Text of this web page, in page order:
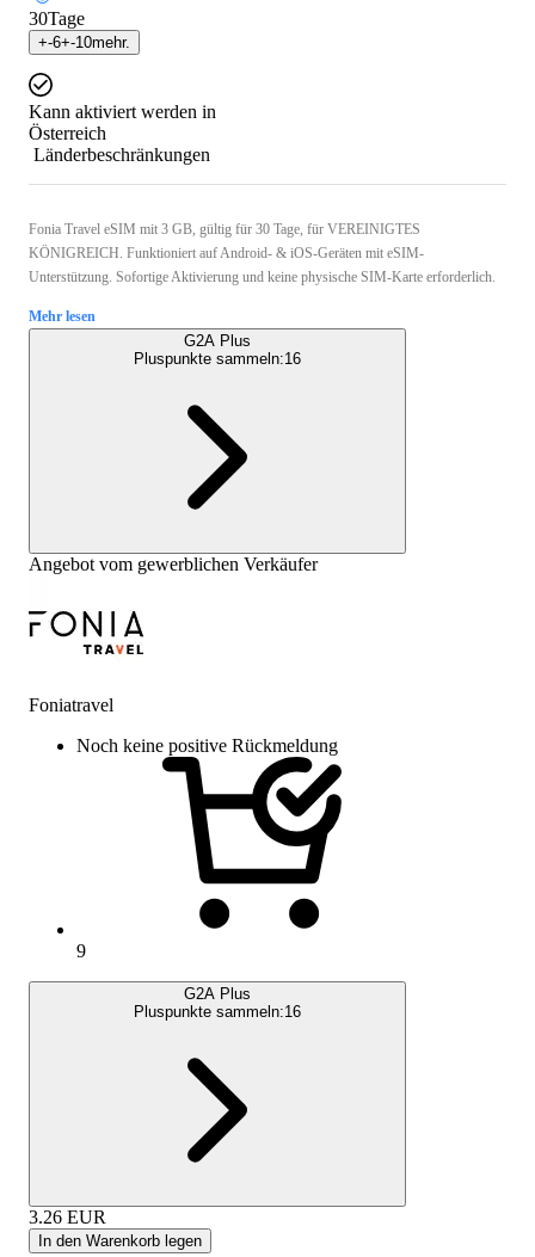
30Tage
+-6+-10mehr.
Kann aktiviert werden in
Österreich
Länderbeschränkungen
Fonia Travel eSIM mit 3 GB, gültig für 30 Tage, für VEREINIGTES
KÖNIGREICH. Funktioniert auf Android- & iOS-Geräten mit eSIM-
Unterstützung. Sofortige Aktivierung und keine physische SIM-Karte erforderlich.
Mehr lesen
G2A Plus
Pluspunkte sammeln:16
Angebot vom gewerblichen Verkäufer
Foniatravel
Noch keine positive Rückmeldung
9
G2A Plus
Pluspunkte sammeln:16
3.26 EUR
In den Warenkorb legen